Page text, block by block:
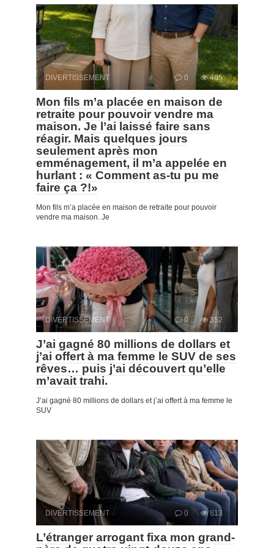
DIVERTISSEMENT 0 495
Mon fils m’a placée en maison de
retraite pour pouvoir vendre ma
maison. Je l’ai laissé faire sans
réagir. Mais quelques jours
seulement après mon
emménagement, il m’a appelée en
hurlant : « Comment as-tu pu me
faire ça ?!»
Mon fils m’a placée en maison de retraite pour pouvoir
vendre ma maison. Je
DIVERTISSEMENT 0 352
J’ai gagné 80 millions de dollars et
j’ai offert à ma femme le SUV de ses
rêves… puis j’ai découvert qu’elle
m’avait trahi.
J’ai gagné 80 millions de dollars et j’ai offert à ma femme le
SUV
DIVERTISSEMENT 0 813
L’étranger arrogant fixa mon grand-